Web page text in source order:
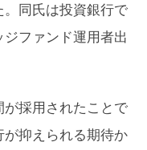
同氏は投資銀行で
ジファンド運用者出
採用されたことで
抑えられる期待か